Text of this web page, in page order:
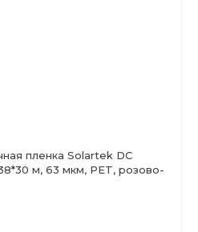
пленка Solartek DC
м, 63 мкм, PET, розово-